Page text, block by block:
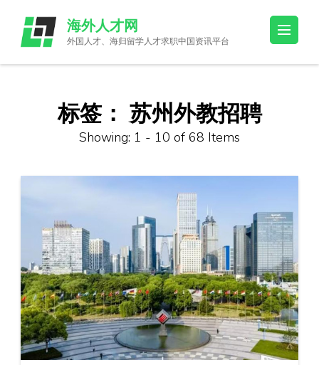
content
(Press
海外人才网
外国人才、海归留学人才求职中国资讯平台
标签：苏州外教招聘
Showing: 1 - 10 of 68 Items